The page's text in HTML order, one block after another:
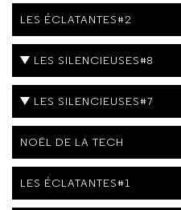
LES ÉCLATANTES#2
LES SILENCIEUSES#8
LES SILENCIEUSES#7
NOËL DE LA TECH
LES ÉCLATANTES#1